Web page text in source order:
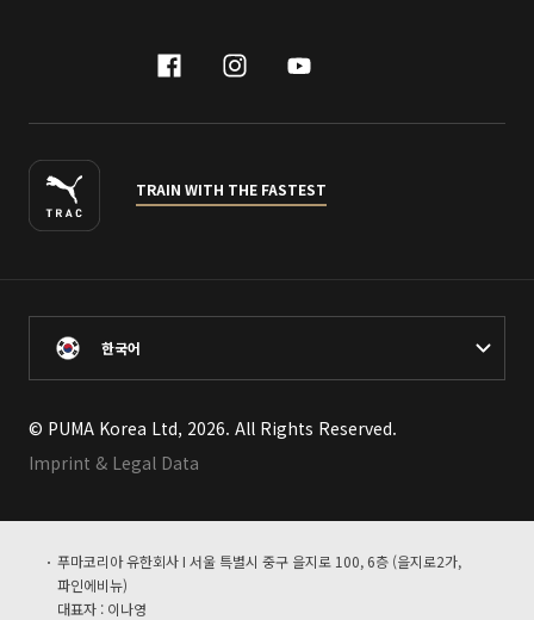
facebook
instagram
youtube
TRAIN WITH THE FASTEST
한국어
© PUMA Korea Ltd, 2026. All Rights Reserved.
Imprint & Legal Data
푸마코리아 유한회사 I 서울 특별시 중구 을지로 100, 6층 (을지로2가,
파인에비뉴)
대표자 : 이나영